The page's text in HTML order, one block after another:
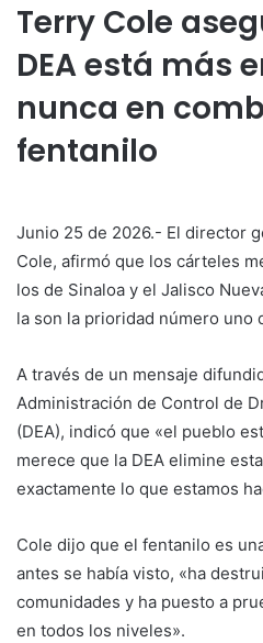
Terry Cole
DEA está más
nunca en
fentanilo
Junio 25 de 2026.- El director
Cole, afirmó que los cárteles
los de Sinaloa y el Jalisco
la son la prioridad número uno
A través de un mensaje
Administración de Control de
(DEA), indicó que «el pueblo
merece que la DEA elimine
exactamente lo que estamos
Cole dijo que el fentanilo es
antes se había visto, «ha
comunidades y ha puesto a
en todos los niveles».